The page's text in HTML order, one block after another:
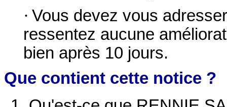
· Vous devez vous
ressentez aucune
bien après 10 jours.
Que contient cette notice ?